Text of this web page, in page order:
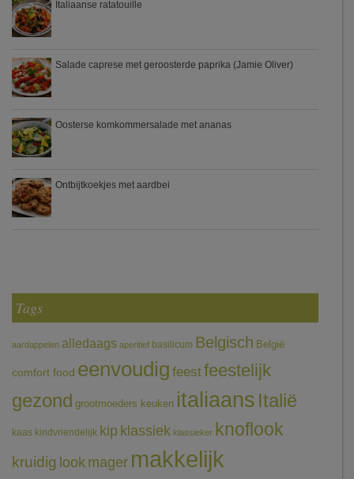
Italiaanse ratatouille
Salade caprese met geroosterde paprika (Jamie Oliver)
Oosterse komkommersalade met ananas
Ontbijtkoekjes met aardbei
Tags
aardappelen alledaags aperitief basilicum Belgisch België
comfort food eenvoudig feestfeestelijk
gezond grootmoeders keuken italiaans Italië
kaas kindvriendelijk kip klassiek klassieker knoflook
kruidig look mager makkelijk